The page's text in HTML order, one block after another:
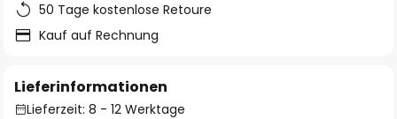
50 Tage kostenlose Retoure
Kauf auf Rechnung
Lieferinformationen
Lieferzeit: 8 - 12 Werktage